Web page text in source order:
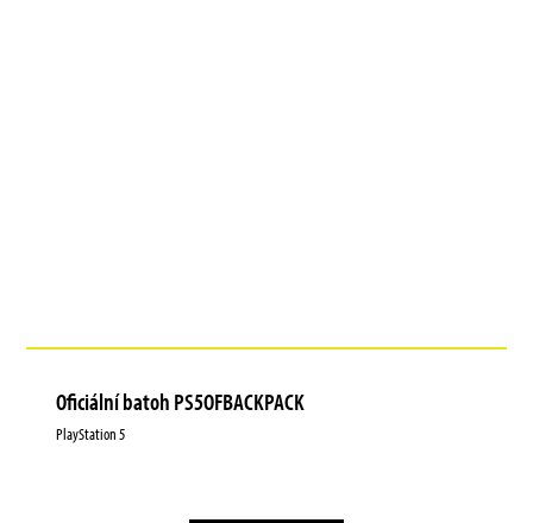
Oficiální batoh PS5OFBACKPACK
PlayStation 5